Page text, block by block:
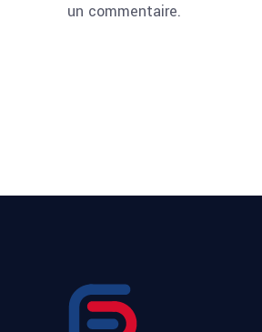
un commentaire.